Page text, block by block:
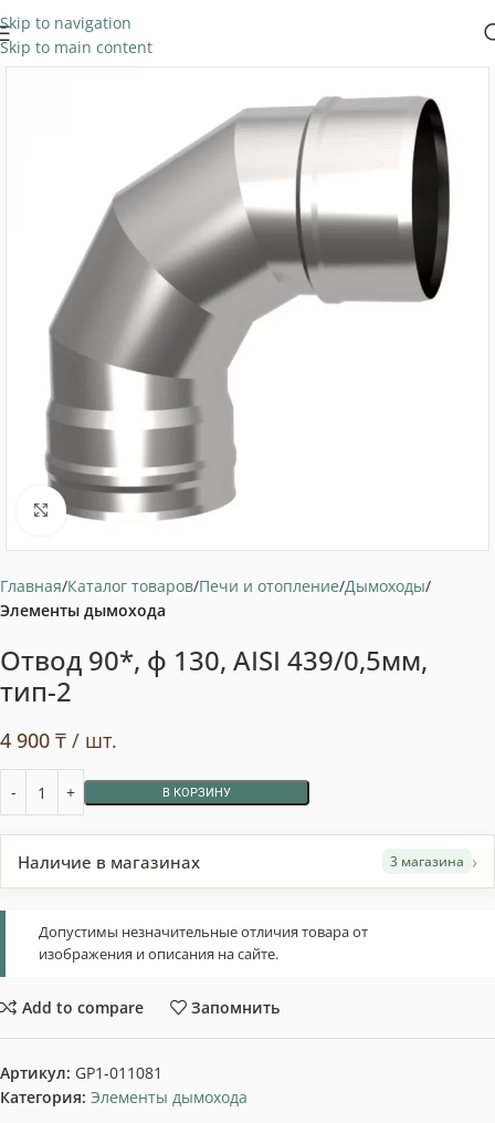
Skip to navigation
Skip to main content
Нажмите, чтобы увеличить
Главная Каталог товаров Печи и отопление Дымоходы
Элементы дымохода
Отвод 90*, ф 130, AISI 439/0,5мм,
тип-2
4 900 ₸ / шт.
В КОРЗИНУ
Наличие в магазинах 3 магазина ›
Допустимы незначительные отличия товара от
изображения и описания на сайте.
Add to compare Запомнить
Артикул: GP1-011081
Категория: Элементы дымохода